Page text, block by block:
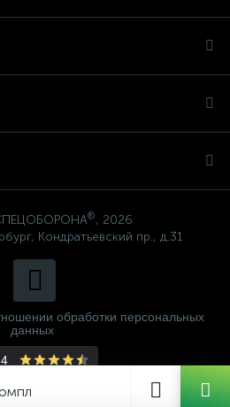
®, 2026
Кондратьевский пр., д.31
обработки персональных
данных